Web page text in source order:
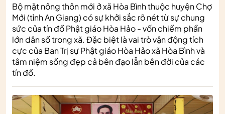
Bộ mặt nông thôn mới ở xã Hòa Bình thuộc huyện Chợ
Mới (tỉnh An Giang) có sự khởi sắc rõ nét từ sự chung
sức của tín đồ Phật giáo Hòa Hảo - vốn chiếm phần
lớn dân số trong xã. Đặc biệt là vai trò vận động tích
cực của Ban Trị sự Phật giáo Hòa Hảo xã Hòa Bình và
tâm niệm sống đẹp cả bên đạo lẫn bên đời của các
tín đồ.